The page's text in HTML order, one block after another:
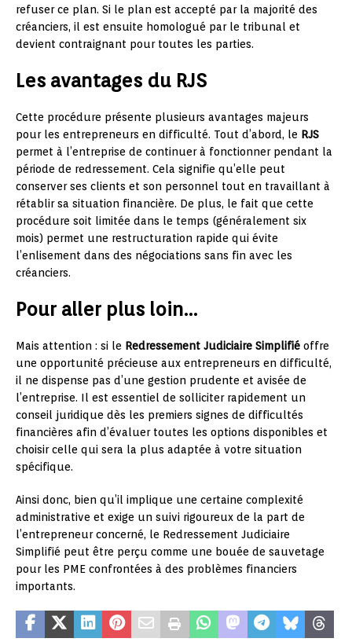
refuser ce plan. Si le plan est accepté par la majorité des
créanciers, il est ensuite homologué par le tribunal et
devient contraignant pour toutes les parties.
Les avantages du RJS
Cette procédure présente plusieurs avantages majeurs
pour les entrepreneurs en difficulté. Tout d’abord, le RJS
permet à l’entreprise de continuer à fonctionner pendant la
période de redressement. Cela signifie qu’elle peut
conserver ses clients et son personnel tout en travaillant à
rétablir sa situation financière. De plus, le fait que cette
procédure soit limitée dans le temps (généralement six
mois) permet une restructuration rapide qui évite
l’enlisement dans des négociations sans fin avec les
créanciers.
Pour aller plus loin…
Mais attention : si le Redressement Judiciaire Simplifié offre
une opportunité précieuse aux entrepreneurs en difficulté,
il ne dispense pas d’une gestion prudente et avisée de
l’entreprise. Il est essentiel de solliciter rapidement un
conseil juridique dès les premiers signes de difficultés
financières afin d’évaluer toutes les options disponibles et
choisir celle qui sera la plus adaptée à votre situation
spécifique.
Ainsi donc, bien qu’il implique une certaine complexité
administrative et exige un suivi rigoureux de la part de
l’entrepreneur concerné, le Redressement Judiciaire
Simplifié peut être perçu comme une bouée de sauvetage
pour les PME confrontées à des problèmes financiers
importants.